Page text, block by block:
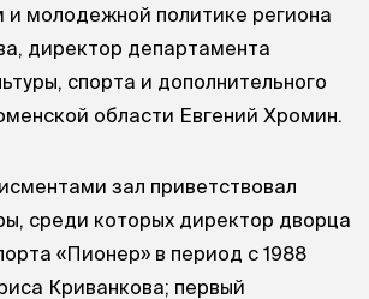
и молодежной политике региона
директор департамента
спорта и дополнительного
области Евгений Хромин.
зал приветствовал
среди которых директор дворца
«Пионер» в период с 1988
Криванкова; первый